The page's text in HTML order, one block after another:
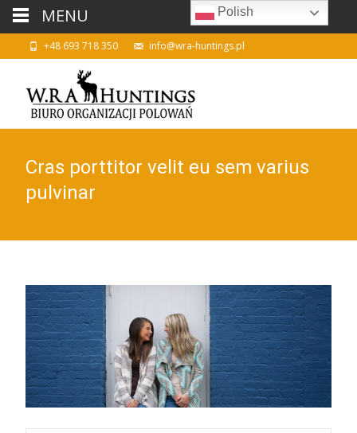
+48 693 718 350 info@wra-huntings.pl
Cras porttitor velit eu sem varius
pulvinar
Polish
MENU